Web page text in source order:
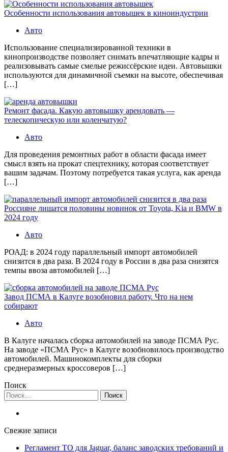
Особенности использования автовышек в киноиндустрии
Авто
Использование специализированной техники в
кинопроизводстве позволяет снимать впечатляющие кадры и
реализовывать самые смелые режиссёрские идеи. Автовышки
используются для динамичной съемки на высоте, обеспечивая
[…]
Ремонт фасада. Какую автовышку арендовать —
телескопическую или коленчатую?
Авто
Для проведения ремонтных работ в области фасада имеет
смысл взять на прокат спецтехнику, которая соответствует
вашим задачам. Поэтому потребуется такая услуга, как аренда
[…]
Россияне лишатся половины новинок от Toyota, Kia и BMW в
2024 году
Авто
РОАД: в 2024 году параллельный импорт автомобилей
снизится в два раза. В 2024 году в России в два раза снизятся
темпы ввоза автомобилей […]
Завод ПСМА в Калуге возобновил работу. Что на нем
собирают
Авто
В Калуге началась сборка автомобилей на заводе ПСМА Рус.
На заводе «ПСМА Рус» в Калуге возобновилось производство
автомобилей. Машинокомплекты для сборки
среднеразмерных кроссоверов […]
Поиск
Найти:
Свежие записи
Регламент ТО для Jaguar, баланс заводских требований и